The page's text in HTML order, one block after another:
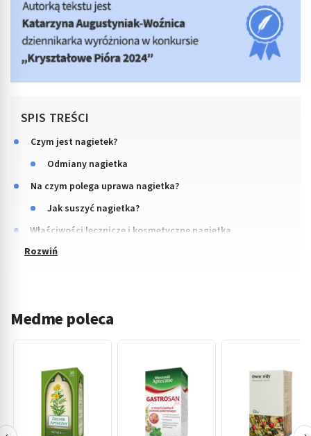
SPIS TREŚCI
Czym jest nagietek?
Odmiany nagietka
Na czym polega uprawa nagietka?
Jak suszyć nagietka?
Właściwości lecznicze i kosmetyczne nagietka
Medme poleca